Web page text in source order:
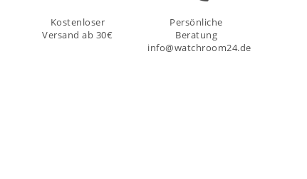
Kostenloser
Versand ab 30€
Persönliche
Beratung
info@watchroom24.de